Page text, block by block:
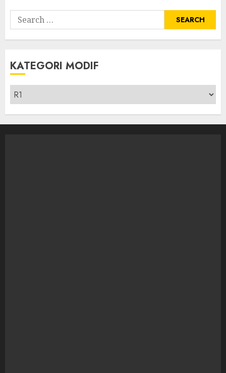
Search
for:
KATEGORI MODIF
Kategori
modif